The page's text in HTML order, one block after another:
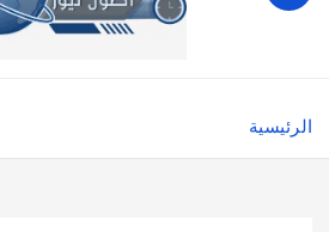
ل
الرئيسية